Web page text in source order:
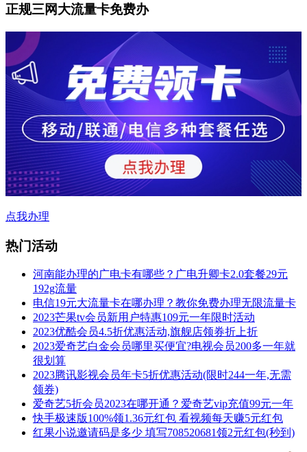
正规三网大流量卡免费办
点我办理
热门活动
河南能办理的广电卡有哪些？广电升卿卡2.0套餐29元
192g流量
电信19元大流量卡在哪办理？教你免费办理无限流量卡
2023芒果tv会员新用户特惠109元一年限时活动
2023优酷会员4.5折优惠活动,旗舰店领券折上折
2023爱奇艺白金会员哪里买便宜?电视会员200多一年就
很划算
2023腾讯影视会员年卡5折优惠活动(限时244一年,无需
领券)
爱奇艺5折会员2023在哪开通？爱奇艺vip充值99元一年
快手极速版100%领1.36元红包 看视频每天赚5元红包
红果小说邀请码是多少 填写708520681领2元红包(秒到)